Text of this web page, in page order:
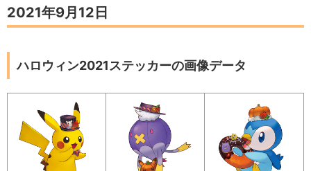
2021年9月12日
ハロウィン2021ステッカーの画像データ